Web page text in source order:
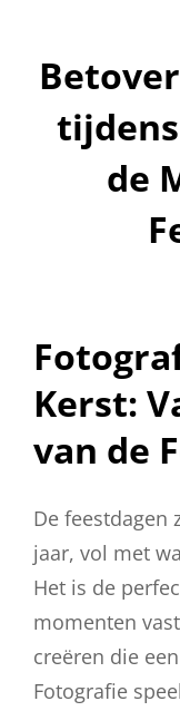
de
Kerst:
van de
De feestdagen
jaar, vol met
Het is de
momenten
creëren die
Fotografie